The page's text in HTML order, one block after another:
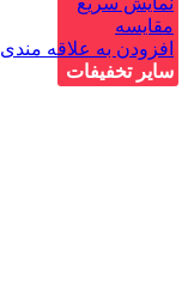
مقايسه
افزودن به علاقه مندی
سایر تخفیفات